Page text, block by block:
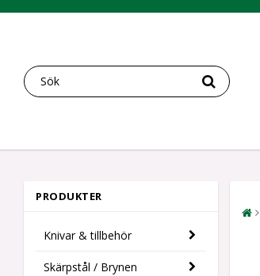
PRODUKTER
Knivar & tillbehör
Skärpstål / Brynen